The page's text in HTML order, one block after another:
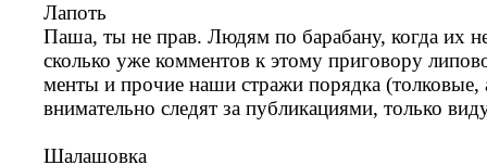
Лапоть
Паша, ты не прав. Людям по барабану, когда их
сколько уже комментов к этому приговору
менты и прочие наши стражи порядка (толковые,
внимательно следят за публикациями, только
Шалашовка